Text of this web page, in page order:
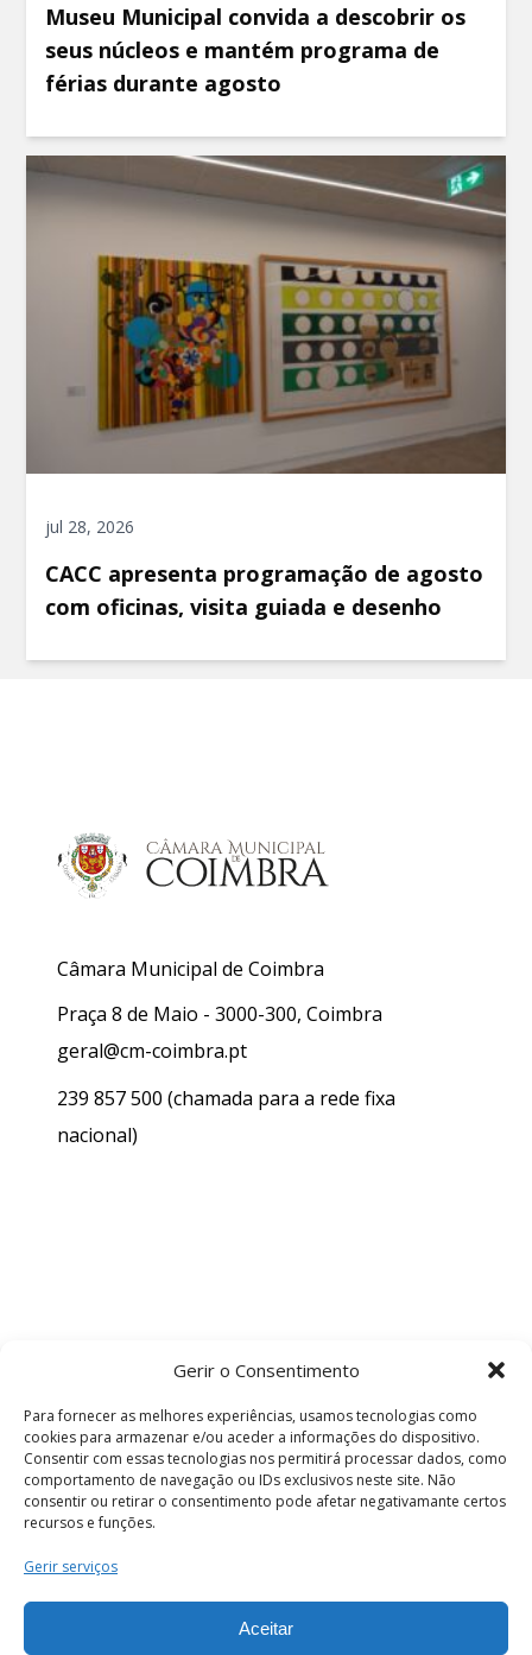
Gerir o Consentimento
Para fornecer as melhores experiências, usamos tecnologias como
cookies para armazenar e/ou aceder a informações do dispositivo.
Consentir com essas tecnologias nos permitirá processar dados, como
comportamento de navegação ou IDs exclusivos neste site. Não
consentir ou retirar o consentimento pode afetar negativamante certos
recursos e funções.
Gerir serviços
Aceitar
Museu Municipal convida a descobrir os
seus núcleos e mantém programa de
férias durante agosto
jul 28, 2026
CACC apresenta programação de agosto
com oficinas, visita guiada e desenho
Câmara Municipal de Coimbra
Praça 8 de Maio - 3000-300, Coimbra
geral@cm-coimbra.pt
239 857 500 (chamada para a rede fixa
nacional)
Termos e Condições